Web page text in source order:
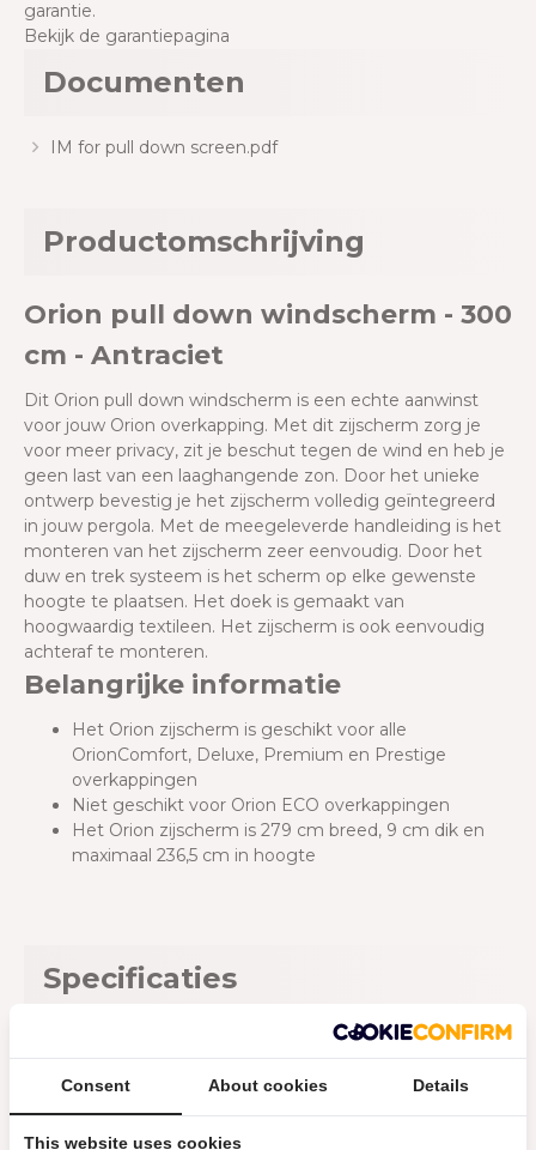
garantie.
Bekijk de garantiepagina
Documenten
IM for pull down screen.pdf
Productomschrijving
Orion pull down windscherm - 300
cm - Antraciet
Dit Orion pull down windscherm is een echte aanwinst
voor jouw Orion overkapping. Met dit zijscherm zorg je
voor meer privacy, zit je beschut tegen de wind en heb je
geen last van een laaghangende zon. Door het unieke
ontwerp bevestig je het zijscherm volledig geïntegreerd
in jouw pergola. Met de meegeleverde handleiding is het
monteren van het zijscherm zeer eenvoudig. Door het
duw en trek systeem is het scherm op elke gewenste
hoogte te plaatsen. Het doek is gemaakt van
hoogwaardig textileen. Het zijscherm is ook eenvoudig
achteraf te monteren.
Belangrijke informatie
Het Orion zijscherm is geschikt voor alle
OrionComfort, Deluxe, Premium en Prestige
overkappingen
Niet geschikt voor Orion ECO overkappingen
Het Orion zijscherm is 279 cm breed, 9 cm dik en
maximaal 236,5 cm in hoogte
Specificaties
Consent About cookies Details
This website uses cookies